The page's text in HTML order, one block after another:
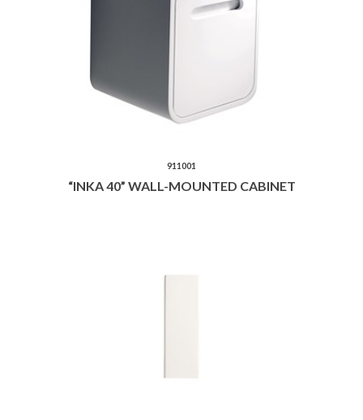
911001
“INKA 40” WALL-MOUNTED CABINET